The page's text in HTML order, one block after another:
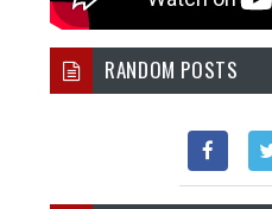
RANDOM POSTS
Fac